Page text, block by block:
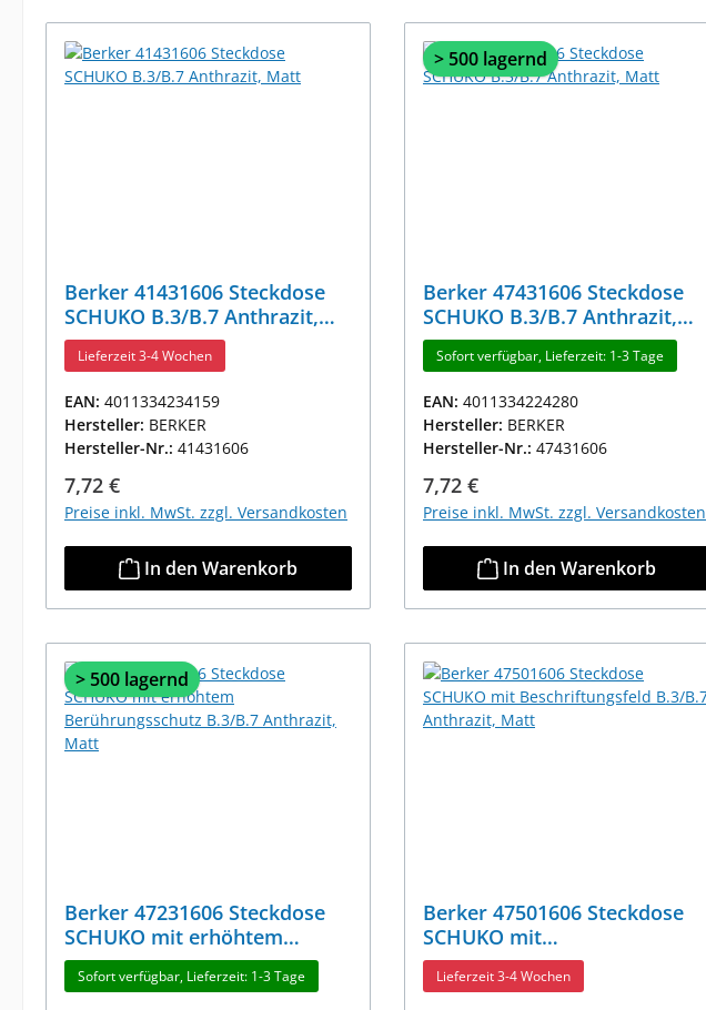
Berker 41431606 Steckdose
SCHUKO B.3/B.7 Anthrazit,
Matt
Lieferzeit 3-4 Wochen
EAN: 4011334234159
Hersteller: BERKER
Hersteller-Nr.: 41431606
Regulärer Preis:
7,72 €
Preise inkl. MwSt. zzgl. Versandkosten
In den Warenkorb
> 500 lagernd
Berker 47431606 Steckdose
SCHUKO B.3/B.7 Anthrazit,
Matt
Sofort verfügbar, Lieferzeit: 1-3 Tage
EAN: 4011334224280
Hersteller: BERKER
Hersteller-Nr.: 47431606
Regulärer Preis:
7,72 €
Preise inkl. MwSt. zzgl. Versandkosten
In den Warenkorb
> 500 lagernd
Berker 47231606 Steckdose
SCHUKO mit erhöhtem
Berührungsschutz B.3/B.7
Anthrazit, Matt
Sofort verfügbar, Lieferzeit: 1-3 Tage
Berker 47501606 Steckdose
SCHUKO mit
Beschriftungsfeld B.3/B.7
Anthrazit, Matt
Lieferzeit 3-4 Wochen